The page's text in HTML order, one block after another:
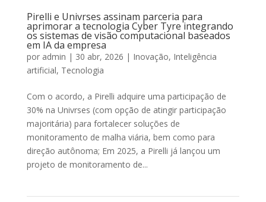
Pirelli e Univrses assinam parceria para
aprimorar a tecnologia Cyber Tyre integrando
os sistemas de visão computacional baseados
em IA da empresa
por admin | 30 abr, 2026 | Inovação, Inteligência
artificial, Tecnologia
Com o acordo, a Pirelli adquire uma participação de
30% na Univrses (com opção de atingir participação
majoritária) para fortalecer soluções de
monitoramento de malha viária, bem como para
direção autônoma; Em 2025, a Pirelli já lançou um
projeto de monitoramento de...